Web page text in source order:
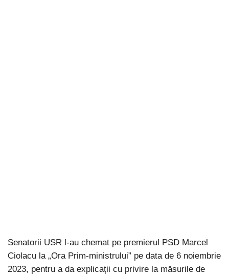
Senatorii USR l-au chemat pe premierul PSD Marcel
Ciolacu la „Ora Prim-ministrului” pe data de 6 noiembrie
2023, pentru a da explicații cu privire la măsurile de